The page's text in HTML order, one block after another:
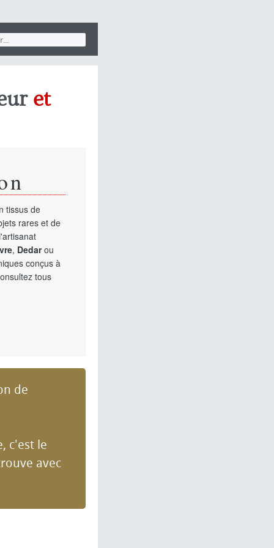
et
tissus de
rares et de
, Dedarou
conçus à
tous
de
c'est le
avec